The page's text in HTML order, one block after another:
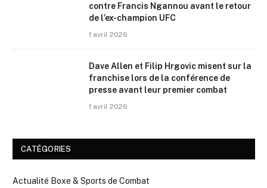
contre Francis Ngannou avant le retour
de l’ex-champion UFC
1 avril 2026
Dave Allen et Filip Hrgovic misent sur la
franchise lors de la conférence de
presse avant leur premier combat
1 avril 2026
CATÉGORIES
Actualité Boxe & Sports de Combat